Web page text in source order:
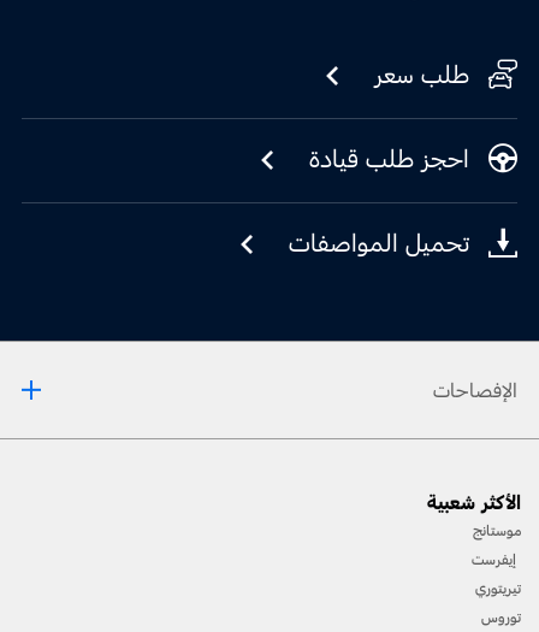
طلب سعر
احجز طلب قيادة
تحميل المواصفات
الإفصاحات
المسارات، واستخدام معدّات السّلامة المناسبة.
[2] لن تتوفّر جميع ميّزات المركبة في جميع الأسواق. اتّصل بموزّع فورد المحلّي للحصول على أحدث
الأكثر شعبية
موستانج
إيفرست
تيريتوري
توروس